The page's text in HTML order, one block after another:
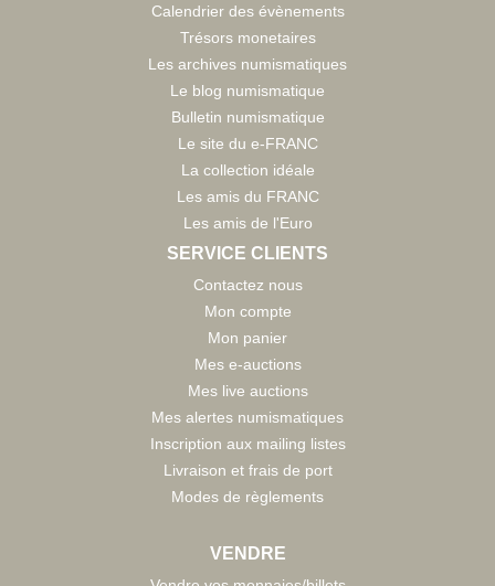
Calendrier des évènements
Trésors monetaires
Les archives numismatiques
Le blog numismatique
Bulletin numismatique
Le site du e-FRANC
La collection idéale
Les amis du FRANC
Les amis de l'Euro
SERVICE CLIENTS
Contactez nous
Mon compte
Mon panier
Mes e-auctions
Mes live auctions
Mes alertes numismatiques
Inscription aux mailing listes
Livraison et frais de port
Modes de règlements
VENDRE